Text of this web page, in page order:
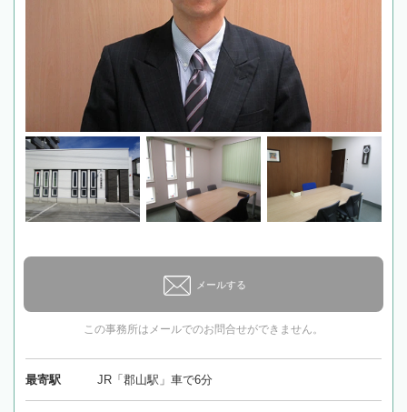
メールする
この事務所はメールでのお問合せができません。
最寄駅 JR「郡山駅」車で6分